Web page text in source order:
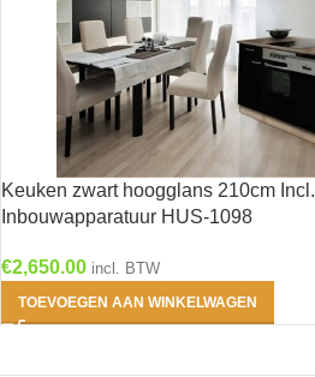
Keuken zwart hoogglans 210cm Incl.
Inbouwapparatuur HUS-1098
€2,650.00 incl. BTW
TOEVOEGEN AAN WINKELWAGEN